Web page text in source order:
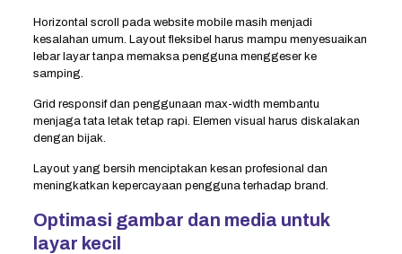
Horizontal scroll pada website mobile masih menjadi
kesalahan umum. Layout fleksibel harus mampu menyesuaikan
lebar layar tanpa memaksa pengguna menggeser ke
samping.
Grid responsif dan penggunaan max-width membantu
menjaga tata letak tetap rapi. Elemen visual harus diskalakan
dengan bijak.
Layout yang bersih menciptakan kesan profesional dan
meningkatkan kepercayaan pengguna terhadap brand.
Optimasi gambar dan media untuk
layar kecil